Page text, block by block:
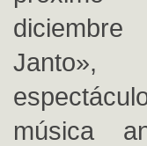
música